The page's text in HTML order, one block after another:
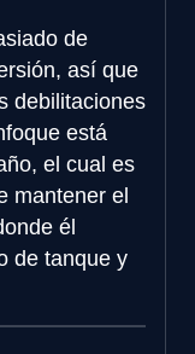
de
así que
debilitaciones
está
el cual es
mantener el
él
de tanque y